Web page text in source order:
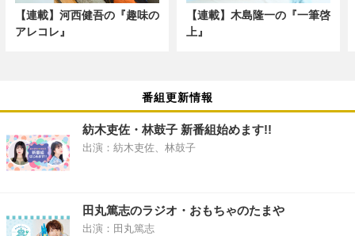
【連載】河西健吾の『趣味の
アレコレ』
【連載】木島隆一の『一筆啓
上』
番組更新情報
紡木吏佐・林鼓子 新番組始めます!!
出演：紡木吏佐、林鼓子
田丸篤志のラジオ・おもちゃのたまや
出演：田丸篤志